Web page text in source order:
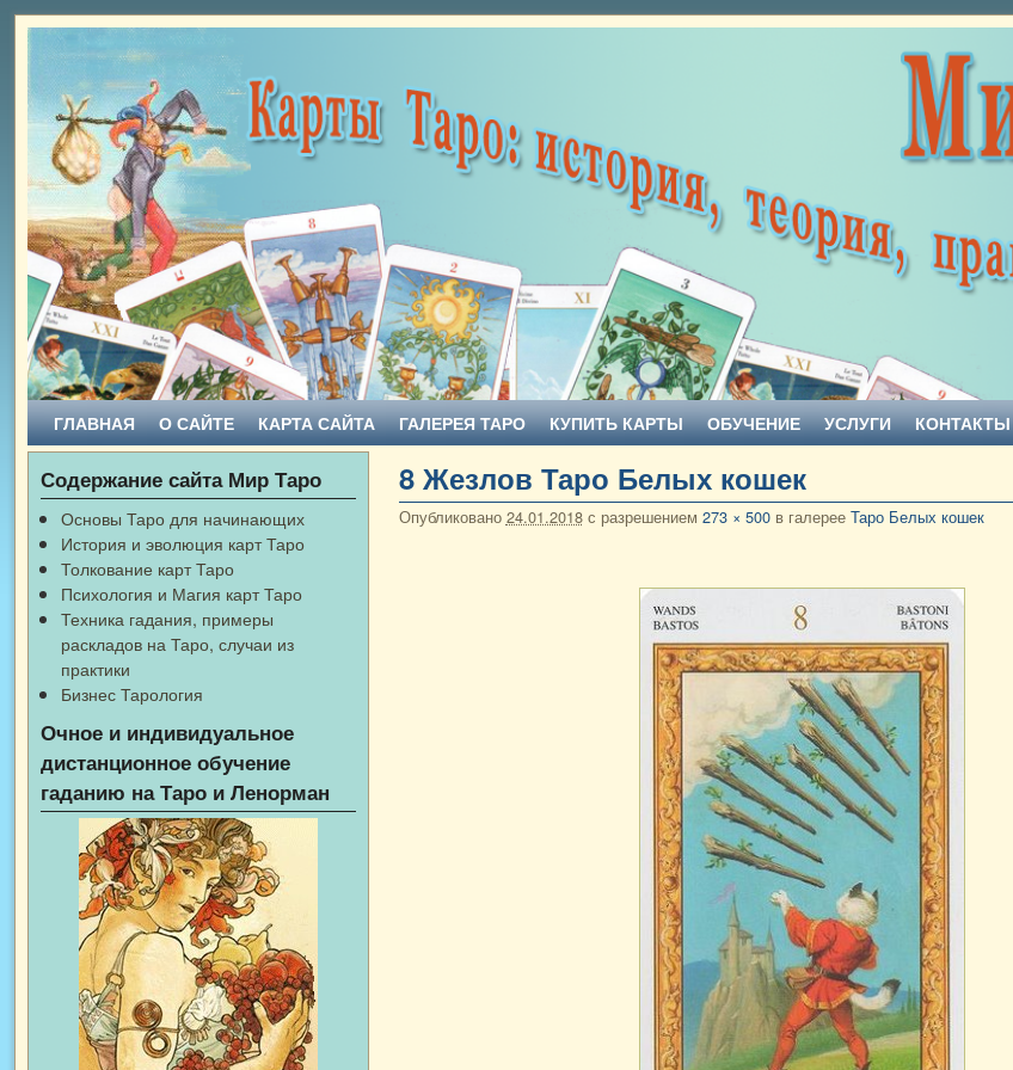
Перейти к основному содержимому
Перейти к дополнительному содержимому
ГЛАВНАЯ О САЙТЕ КАРТА САЙТА ГАЛЕРЕЯ ТАРО КУПИТЬ КАРТЫ ОБУЧЕНИЕ УСЛУГИ КОНТАКТЫ
Содержание сайта Мир Таро
Основы Таро для начинающих
История и эволюция карт Таро
Толкование карт Таро
Психология и Магия карт Таро
Техника гадания, примеры
раскладов на Таро, случаи из
практики
Бизнес Тарология
Очное и индивидуальное
дистанционное обучение
гаданию на Таро и Ленорман
8 Жезлов Таро Белых кошек
Опубликовано 24.01.2018с разрешением 273 × 500в галерее Таро Белых кошек